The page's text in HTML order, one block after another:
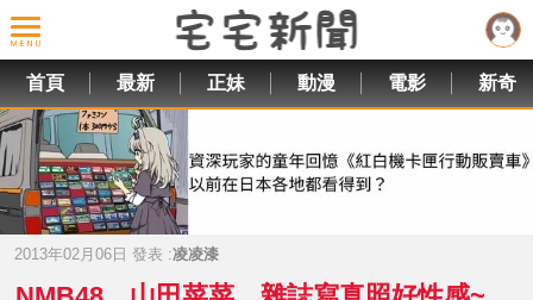
首頁 最新 正妹 動漫 電影 新奇
2013年02月06日 發表 :凌凌漆